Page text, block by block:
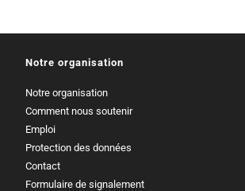
Notre organisation
Notre organisation
Comment nous soutenir
Emploi
Protection des données
Contact
Formulaire de signalement